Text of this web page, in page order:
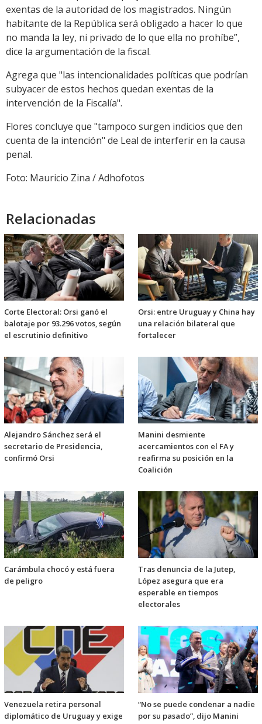
exentas de la autoridad de los magistrados. Ningún
habitante de la República será obligado a hacer lo que
no manda la ley, ni privado de lo que ella no prohíbe”,
dice la argumentación de la fiscal.
Agrega que "las intencionalidades políticas que podrían
subyacer de estos hechos quedan exentas de la
intervención de la Fiscalía".
Flores concluye que "tampoco surgen indicios que den
cuenta de la intención" de Leal de interferir en la causa
penal.
Foto: Mauricio Zina / Adhofotos
Relacionadas
Corte Electoral: Orsi ganó el
balotaje por 93.296 votos, según
el escrutinio definitivo
Orsi: entre Uruguay y China hay
una relación bilateral que
fortalecer
Alejandro Sánchez será el
secretario de Presidencia,
confirmó Orsi
Manini desmiente
acercamientos con el FA y
reafirma su posición en la
Coalición
Carámbula chocó y está fuera
de peligro
Tras denuncia de la Jutep,
López asegura que era
esperable en tiempos
electorales
Venezuela retira personal
diplomático de Uruguay y exige
“No se puede condenar a nadie
por su pasado”, dijo Manini